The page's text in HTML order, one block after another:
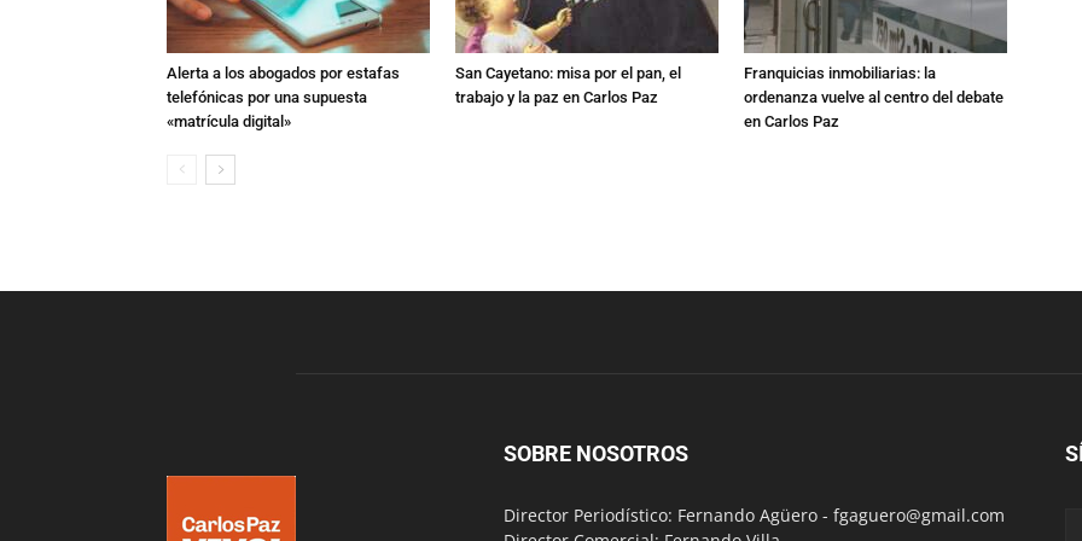
Alerta a los abogados por estafas
telefónicas por una supuesta
«matrícula digital»
San Cayetano: misa por el pan, el
trabajo y la paz en Carlos Paz
Franquicias inmobiliarias: la
ordenanza vuelve al centro del debate
en Carlos Paz
SOBRE NOSOTROS
Director Periodístico: Fernando Agüero - fgaguero@gmail.com